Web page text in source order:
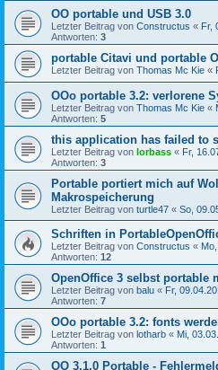
OO portable und USB 3.0
Letzter Beitrag von Constructus « Fr,
Antworten: 3
portable Citavi und portable
Letzter Beitrag von Thomas Mc Kie «
OOo portable 3.2: verlorene
Letzter Beitrag von Thomas Mc Kie «
Antworten: 5
this application has failed to
Letzter Beitrag von lorbass « Fr,
Antworten: 3
Portable portiert mich auf
Makrospeicherung
Letzter Beitrag von turtle47 « So,
Schriften in
Letzter Beitrag von Constructus «
Antworten: 12
OpenOffice 3 selbst portable
Letzter Beitrag von balu « Fr,
Antworten: 7
OOo portable 3.2: fonts
Letzter Beitrag von lotharb « Mi,
Antworten: 1
OO 3.1.0 Portable -